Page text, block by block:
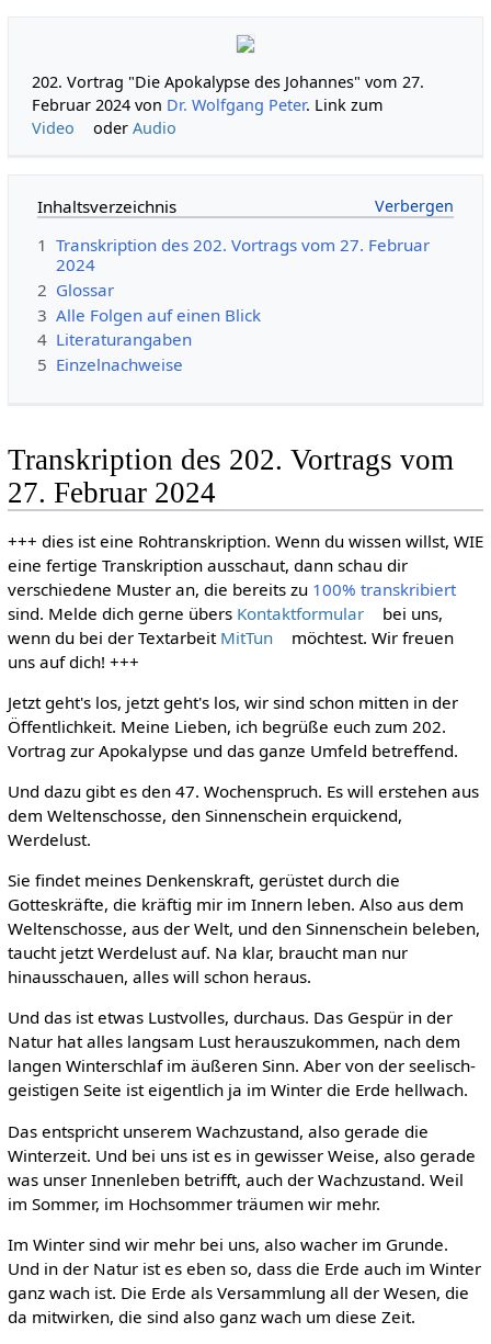
202. Vortrag "Die Apokalypse des Johannes" vom 27.
Februar 2024 von Dr. Wolfgang Peter. Link zum
Video
oderAudio
Inhaltsverzeichnis
1 Transkription des 202. Vortrags vom 27. Februar
2024
2 Glossar
3 Alle Folgen auf einen Blick
4 Literaturangaben
5 Einzelnachweise
Transkription des 202. Vortrags vom
27. Februar 2024
+++ dies ist eine Rohtranskription. Wenn du wissen willst, WIE
eine fertige Transkription ausschaut, dann schau dir
verschiedene Muster an, die bereits zu 100% transkribiert
sind. Melde dich gerne übers Kontaktformular
bei uns,
wenn du bei der Textarbeit MitTun
möchtest. Wir freuen
uns auf dich! +++
Jetzt geht's los, jetzt geht's los, wir sind schon mitten in der
Öffentlichkeit. Meine Lieben, ich begrüße euch zum 202.
Vortrag zur Apokalypse und das ganze Umfeld betreffend.
Und dazu gibt es den 47. Wochenspruch. Es will erstehen aus
dem Weltenschosse, den Sinnenschein erquickend,
Werdelust.
Sie findet meines Denkenskraft, gerüstet durch die
Gotteskräfte, die kräftig mir im Innern leben. Also aus dem
Weltenschosse, aus der Welt, und den Sinnenschein beleben,
taucht jetzt Werdelust auf. Na klar, braucht man nur
hinausschauen, alles will schon heraus.
Und das ist etwas Lustvolles, durchaus. Das Gespür in der
Natur hat alles langsam Lust herauszukommen, nach dem
langen Winterschlaf im äußeren Sinn. Aber von der seelisch-
geistigen Seite ist eigentlich ja im Winter die Erde hellwach.
Das entspricht unserem Wachzustand, also gerade die
Winterzeit. Und bei uns ist es in gewisser Weise, also gerade
was unser Innenleben betrifft, auch der Wachzustand. Weil
im Sommer, im Hochsommer träumen wir mehr.
Im Winter sind wir mehr bei uns, also wacher im Grunde.
Und in der Natur ist es eben so, dass die Erde auch im Winter
ganz wach ist. Die Erde als Versammlung all der Wesen, die
da mitwirken, die sind also ganz wach um diese Zeit.